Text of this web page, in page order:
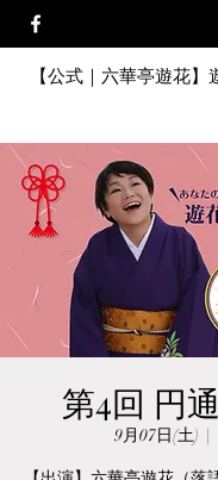
【公式｜六華亭遊花
第4回 円
9月07日(土)
  |